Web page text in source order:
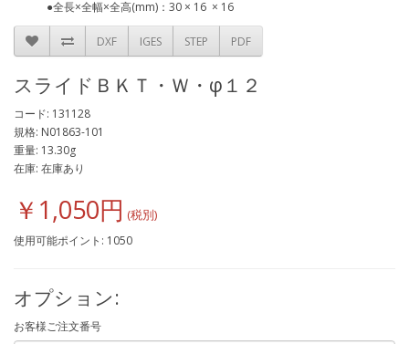
●全長×全幅×全高(mm)：30 × 16 × 16
DXF IGES STEP PDF
スライドＢＫＴ・Ｗ・φ１２
コード: 131128
規格: N01863-101
重量: 13.30g
在庫: 在庫あり
￥1,050円
使用可能ポイント: 1050
オプション:
お客様ご注文番号